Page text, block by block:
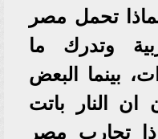
تحمل مصر
وتدرك ما
بينما البعض
ان النار باتت
تحارب مصر